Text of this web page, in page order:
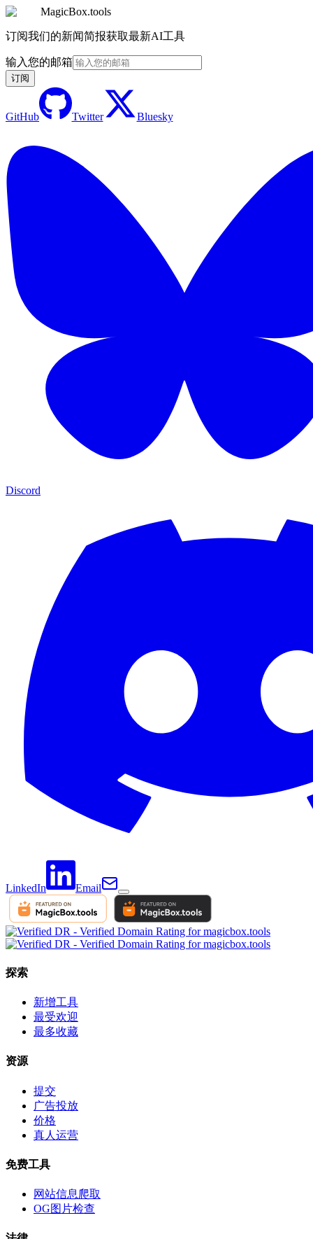
MagicBox.tools
订阅我们的新闻简报获取最新AI工具
输入您的邮箱
订阅
GitHub Twitter Bluesky
Discord
LinkedIn Email
探索
新增工具
最受欢迎
最多收藏
资源
提交
广告投放
价格
真人运营
免费工具
网站信息爬取
OG图片检查